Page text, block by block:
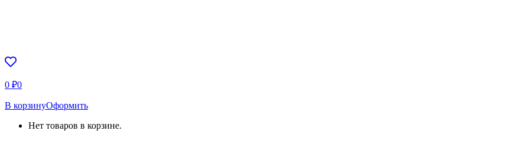
0 ₽0
В корзинуОформить
Нет товаров в корзине.